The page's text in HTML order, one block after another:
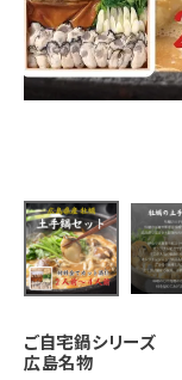
ご自宅鍋シリーズ
広島名物